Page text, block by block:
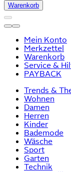
Warenkorb
Mein Konto
Merkzettel
Warenkorb
Service &
PAYBACK
Trends &
Wohnen
Damen
Herren
Kinder
Bademode
Wäsche
Sport
Garten
Technik